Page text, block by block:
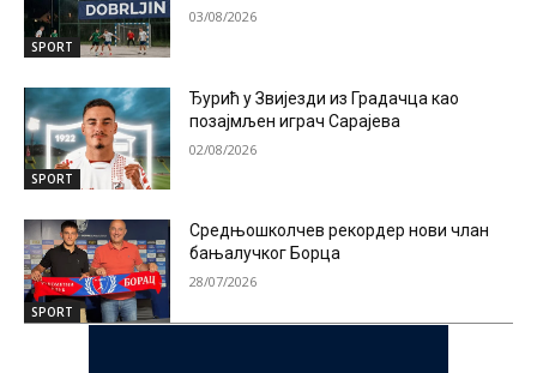
SPORT
03/08/2026
SPORT
Ђурић у Звијезди из Градачца као
позајмљен играч Сарајева
02/08/2026
SPORT
Средњошколчев рекордер нови члан
бањалучког Борца
28/07/2026